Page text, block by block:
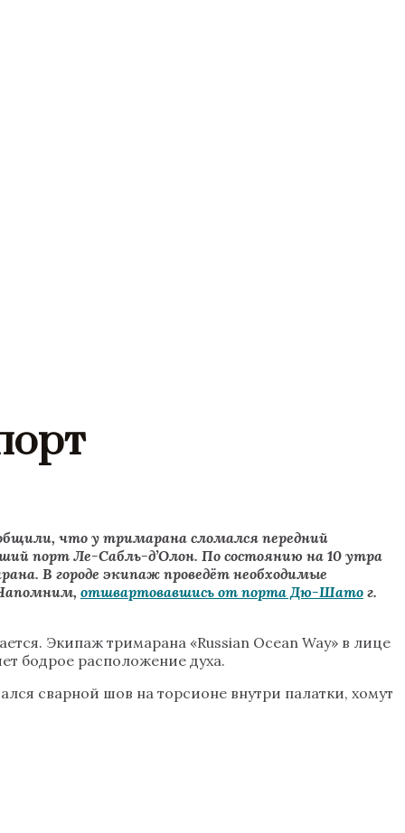
что у тримарана сломался передний
порт Ле-Сабль-д’Олон. По состоянию на 10 утра
В городе экипаж проведёт необходимые
отшвартовавшись от порта Дю-Шато г.
Экипаж тримарана «Russian Ocean Way» в лице
бодрое расположение духа.
сварной шов на торсионе внутри палатки, хомут